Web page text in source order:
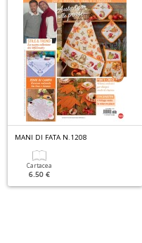
MANI DI FATA N.1208
Cartacea
6.50 €